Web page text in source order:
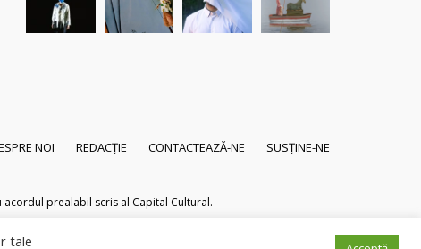
NOI REDACȚIE CONTACTEAZĂ-NE SUSȚINE-NE
prealabil scris al Capital Cultural.
tale